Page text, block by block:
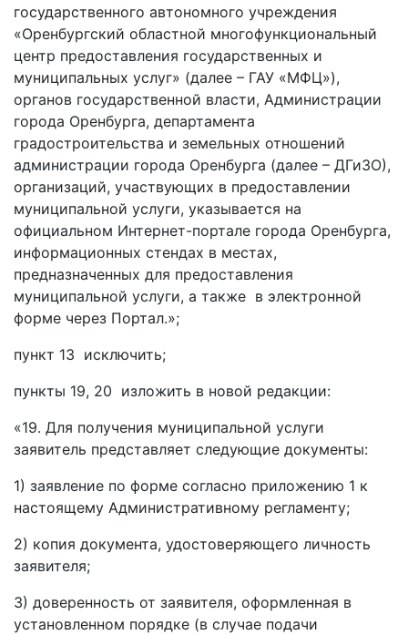
государственного автономного учреждения
«Оренбургский областной многофункциональный
центр предоставления государственных и
муниципальных услуг» (далее – ГАУ «МФЦ»),
органов государственной власти, Администрации
города Оренбурга, департамента
градостроительства и земельных отношений
администрации города Оренбурга (далее – ДГиЗО),
организаций, участвующих в предоставлении
муниципальной услуги, указывается на
официальном Интернет-портале города Оренбурга,
информационных стендах в местах,
предназначенных для предоставления
муниципальной услуги, а также в электронной
форме через Портал.»;
пункт 13 исключить;
пункты 19, 20 изложить в новой редакции:
«19. Для получения муниципальной услуги
заявитель представляет следующие документы:
1) заявление по форме согласно приложению 1 к
настоящему Административному регламенту;
2) копия документа, удостоверяющего личность
заявителя;
3) доверенность от заявителя, оформленная в
установленном порядке (в случае подачи